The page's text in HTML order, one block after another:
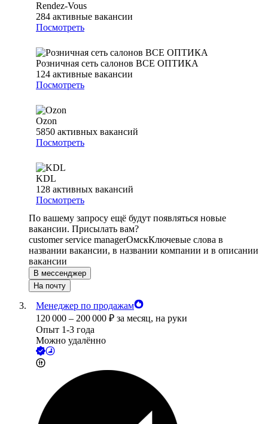
Rendez-Vous
284 активные вакансии
Посмотреть
Розничная сеть салонов ВСЕ ОПТИКА
124 активные вакансии
Посмотреть
Ozon
5850 активных вакансий
Посмотреть
KDL
128 активных вакансий
Посмотреть
По вашему запросу ещё будут появляться новые
вакансии. Присылать вам?
customer service managerОмскКлючевые слова в
названии вакансии, в названии компании и в описании
вакансии
В мессенджер
На почту
Менеджер по продажам
120 000 – 200 000 ₽ за месяц, на руки
Опыт 1-3 года
Можно удалённо